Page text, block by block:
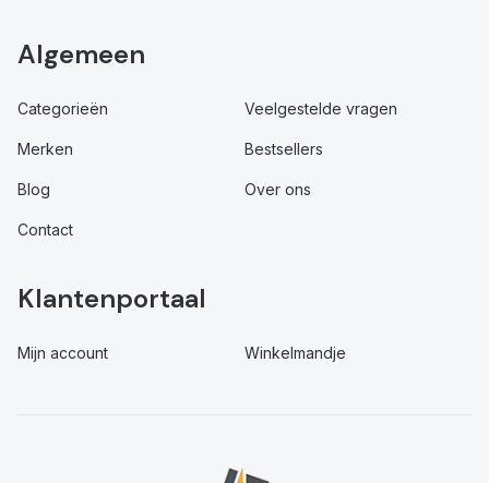
Algemeen
Categorieën Veelgestelde vragen
Merken Bestsellers
Blog Over ons
Contact
Klantenportaal
Mijn account Winkelmandje